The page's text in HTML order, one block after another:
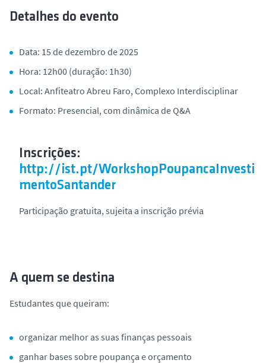
Detalhes do evento
Data: 15 de dezembro de 2025
Hora: 12h00 (duração: 1h30)
Local: Anfiteatro Abreu Faro, Complexo Interdisciplinar
Formato: Presencial, com dinâmica de Q&A
Inscrições:
http://ist.pt/WorkshopPoupancaInvesti
mentoSantander
Participação gratuita, sujeita a inscrição prévia
A quem se destina
Estudantes que queiram:
organizar melhor as suas finanças pessoais
ganhar bases sobre poupança e orçamento